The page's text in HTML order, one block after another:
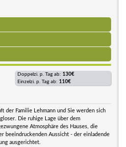
Doppelzi. p. Tag ab: 130€
Einzelzi. p. Tag ab: 110€
der Familie Lehmann und Sie werden sich
Die ruhige Lage über dem
Atmosphäre des Hauses, die
beeindruckenden Aussicht - der einladende
ausgerichtet.